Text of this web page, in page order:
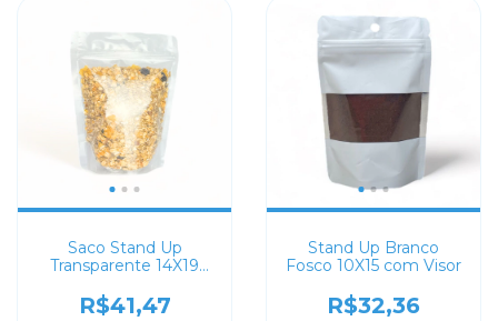
Saco Stand Up
Transparente 14X19
R$41,47
Stand Up Branco
Fosco 10X15 com Visor
R$32,36